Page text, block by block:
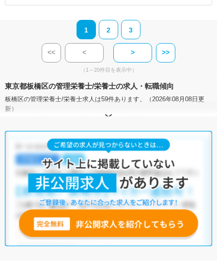
1 2 3
<< < > >>
（1～20件目を表示中）
東京都板橋区の管理栄養士/栄養士の求人・転職傾向
板橋区の管理栄養士/栄養士求人は59件あります。（2026年08月08日更
新）
サイト上に掲載されている求人の他に、
う求人を提案させていただきます。
板橋区の管理栄養士/栄養士求人では以下のような条件が人気です。
土日祝休・積極採用中・残業少なめ・正社員(正職員)
・介護福祉施設 ・保育園・ その他
他の条件でも人気の求人がございますので、「こだわり条件」から検索
いただくか、お気軽にお問い合わせください。
全国の管理栄養士/栄養士求人
無料転職支援サービス
にお申し込みいただくと、ご希望条件をヒアリン
グした上で求人をご提案いたします。